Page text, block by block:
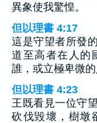
異象使我驚惶。
但以理書 4:17
這是守望者所發
道至高者在人的
誰，或立極卑微的
但以理書 4:23
王既看見一位守
砍伐毀壞，樹墩